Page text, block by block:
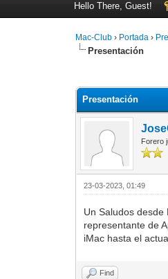
Hello There, Guest!
Mac-Club › Portada ›
Presentación
Presentación
Forero
23-03-2023, 01:49
Un Saludos
representante de
iMac hasta el
Find